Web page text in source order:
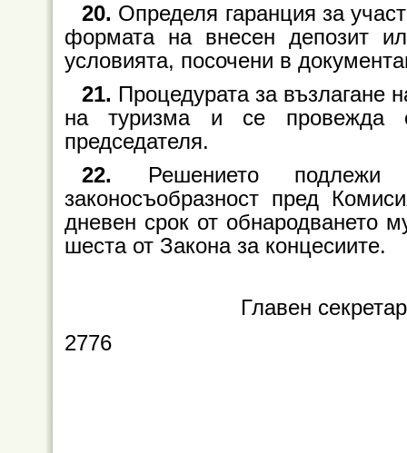
20. Определя гаранция за
формата на внесен депозит
условията, посочени в
21. Процедурата за възлагане
на туризма и се провежда
председателя.
22. Решението
законосъобразност пред
дневен срок от обнародването
шеста от Закона за концесиите.
Главен
2776